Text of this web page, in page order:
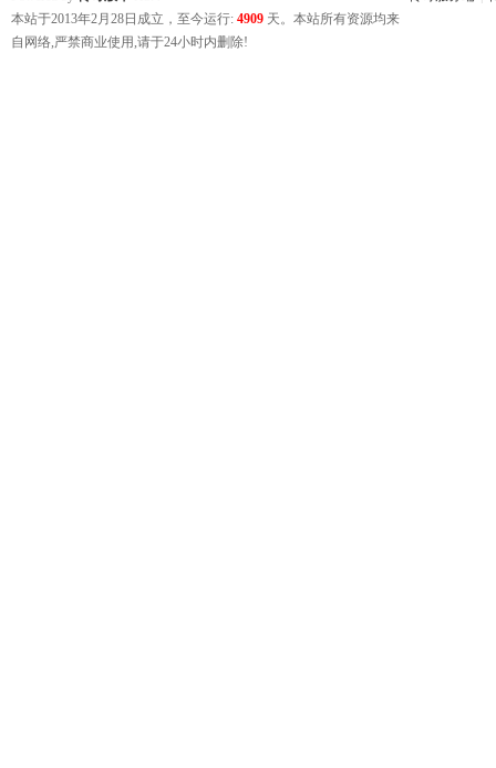
本站于2013年2月28日成立，至今运行: 4909 天。本站所有资源均来
自网络,严禁商业使用,请于24小时内删除!